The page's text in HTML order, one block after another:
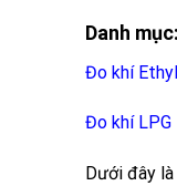
Danh mục:
Đo khí
Đo khí LPG
Dưới đây